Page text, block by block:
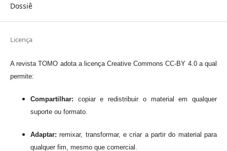
Dossiê
Licença
A revista TOMO adota a licença Creative Commons CC-BY 4.0 a qual
permite:
Compartilhar: copiar e redistribuir o material em qualquer
suporte ou formato.
Adaptar: remixar, transformar, e criar a partir do material para
qualquer fim, mesmo que comercial.